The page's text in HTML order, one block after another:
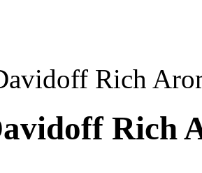
Rich
Rich